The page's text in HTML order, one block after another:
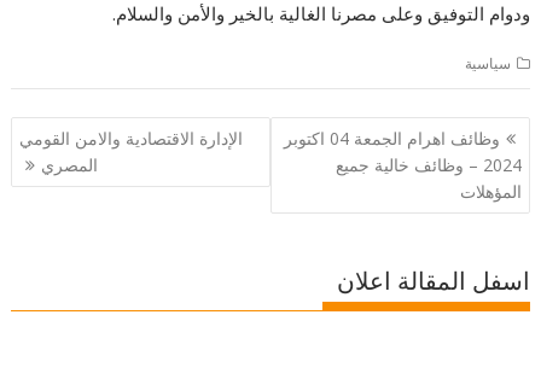
ودوام التوفيق وعلى مصرنا الغالية بالخير والأمن والسلام.
سياسية
تصفّح
المقالات
وظائف اهرام الجمعة 04 اكتوبر
2024 – وظائف خالية جميع
المؤهلات
الإدارة الاقتصادية والامن القومي
المصري
اسفل المقالة اعلان